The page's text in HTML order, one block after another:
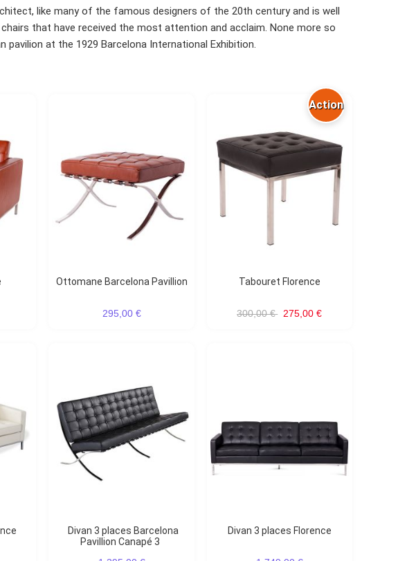
like many of the famous designers of the 20th century and is well
that have received the most attention and acclaim. None more so
at the 1929 Barcelona International Exhibition.
Ottomane Barcelona Pavillion
295,00 €
Tabouret Florence
Action
300,00 € 275,00 €
Divan 3 places Barcelona
Pavillion Canapé 3
Divan 3 places Florence